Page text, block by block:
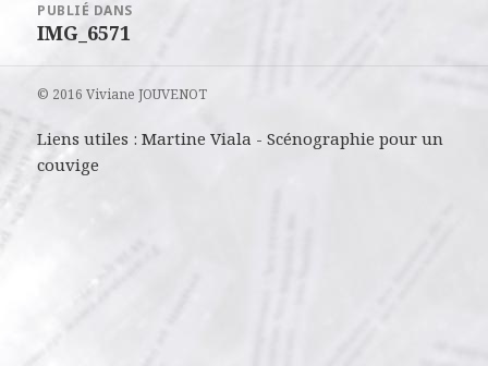
l’article
PUBLIÉ DANS
IMG_6571
© 2016 Viviane JOUVENOT
Liens utiles :Martine Viala -Scénographie pour un
couvige